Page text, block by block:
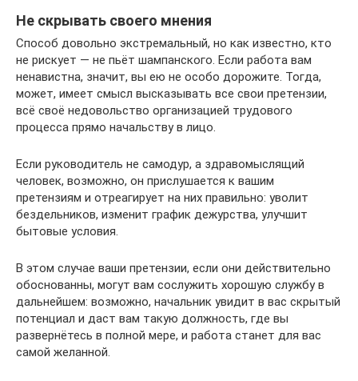
Не скрывать своего мнения
Способ довольно экстремальный, но как известно, кто
не рискует — не пьёт шампанского. Если работа вам
ненавистна, значит, вы ею не особо дорожите. Тогда,
может, имеет смысл высказывать все свои претензии,
всё своё недовольство организацией трудового
процесса прямо начальству в лицо.
Если руководитель не самодур, а здравомыслящий
человек, возможно, он прислушается к вашим
претензиям и отреагирует на них правильно: уволит
бездельников, изменит график дежурства, улучшит
бытовые условия.
В этом случае ваши претензии, если они действительно
обоснованны, могут вам сослужить хорошую службу в
дальнейшем: возможно, начальник увидит в вас скрытый
потенциал и даст вам такую должность, где вы
развернётесь в полной мере, и работа станет для вас
самой желанной.